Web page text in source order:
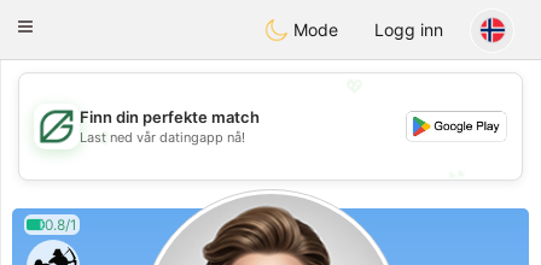
GulfDating
Toggle
Mode Logg inn
💖
💕
Finn din perfekte match
Last ned vår datingapp nå!
0.8/1